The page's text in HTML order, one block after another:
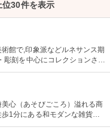
位30件を表示
館で,印象派などルネサンス期
彫刻を中心にコレクションされ
・マスター（18世紀以前の画
る美術館としは日本有数。ロ
れる。設計はル・コルビジェ
にもおすすめ。
心（あそびごころ）溢れる商
1分にある和モダンな雑貨
ていない商品が半数以上を占